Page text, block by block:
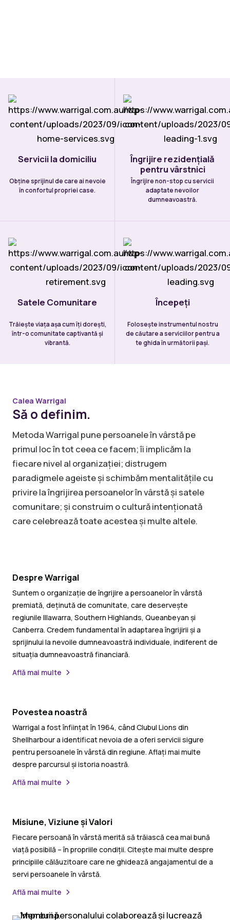
Servicii la domiciliu
Obține sprijinul de care ai nevoie
în confortul propriei case.
Îngrijire rezidențială
pentru vârstnici
Îngrijire non-stop cu servicii
adaptate nevoilor
dumneavoastră.
Satele Comunitare
Trăiește viața așa cum îți dorești,
într-o comunitate captivantă și
vibrantă.
Începeți
Folosește instrumentul nostru
de căutare a serviciilor pentru a
te ghida în următorii pași.
Calea Warrigal
Să o definim.
Metoda Warrigal pune persoanele în vârstă pe
primul loc în tot ceea ce facem; îi implicăm la
fiecare nivel al organizației; distrugem
paradigmele ageiste și schimbăm mentalitățile cu
privire la îngrijirea persoanelor în vârstă și satele
comunitare; și construim o cultură intenționată
care celebrează toate acestea și multe altele.
Despre Warrigal
Suntem o organizație de îngrijire a persoanelor în vârstă
premiată, deținută de comunitate, care deservește
regiunile Illawarra, Southern Highlands, Queanbeyan și
Canberra. Credem fundamental în adaptarea îngrijirii și a
sprijinului la nevoile dumneavoastră individuale, indiferent de
situația dumneavoastră financiară.
Află mai multe
Povestea noastră
Warrigal a fost înființat în 1964, când Clubul Lions din
Shellharbour a identificat nevoia de a oferi servicii sigure
pentru persoanele în vârstă din regiune. Aflați mai multe
despre parcursul și istoria noastră.
Află mai multe
Misiune, Viziune și Valori
Fiecare persoană în vârstă merită să trăiască cea mai bună
viață posibilă – în propriile condiții. Citește mai multe despre
principiile călăuzitoare care ne ghidează angajamentul de a
servi persoanele în vârstă.
Află mai multe